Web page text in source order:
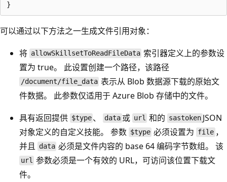
可以通过以下方法之一生成文件引用对象：
将 allowSkillsetToReadFileData 索引器定义上的参数设
置为 true。 此设置创建一个路径，该路径
/document/file_data 表示从 Blob 数据源下载的原始文
件数据。 此参数仅适用于 Azure Blob 存储中的文件。
具有返回提供 $type 、 data或 url 和的 sastoken JSON
对象定义的自定义技能。 参数 $type 必须设置为 file，
并且 data 必须是文件内容的 base 64 编码字节数组。 该
url 参数必须是一个有效的 URL，可访问该位置下载文
件。